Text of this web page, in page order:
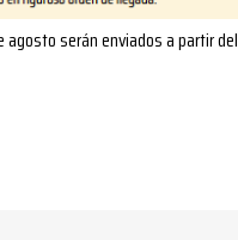
serán enviados a partir